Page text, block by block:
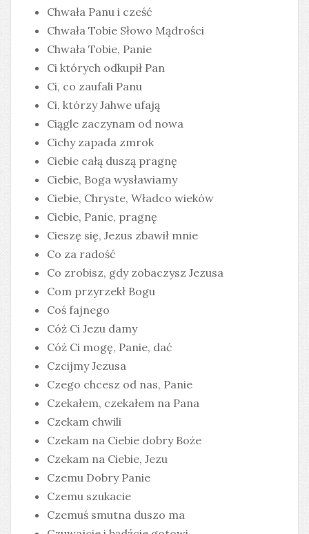
Chwała Panu i cześć
Chwała Tobie Słowo Mądrości
Chwała Tobie, Panie
Ci których odkupił Pan
Ci, co zaufali Panu
Ci, którzy Jahwe ufają
Ciągle zaczynam od nowa
Cichy zapada zmrok
Ciebie całą duszą pragnę
Ciebie, Boga wysławiamy
Ciebie, Chryste, Władco wieków
Ciebie, Panie, pragnę
Cieszę się, Jezus zbawił mnie
Co za radość
Co zrobisz, gdy zobaczysz Jezusa
Com przyrzekł Bogu
Coś fajnego
Cóż Ci Jezu damy
Cóż Ci mogę, Panie, dać
Czcijmy Jezusa
Czego chcesz od nas, Panie
Czekałem, czekałem na Pana
Czekam chwili
Czekam na Ciebie dobry Boże
Czekam na Ciebie, Jezu
Czemu Dobry Panie
Czemu szukacie
Czemuś smutna duszo ma